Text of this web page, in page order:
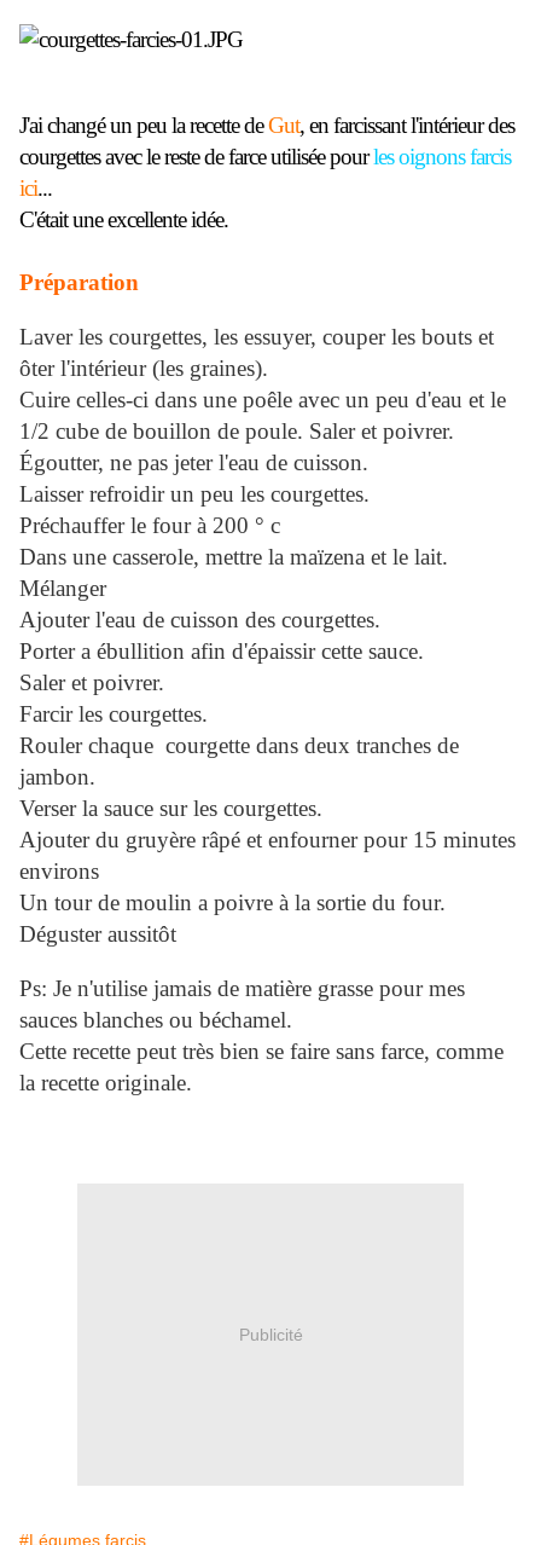
J'ai changé un peu la recette deGut, en farcissant l'intérieur des
courgettes avec le reste de farce utilisée pourles oignons farcis
ici...
C'était une excellente idée.
Préparation
Laver les courgettes, les essuyer, couper les bouts et
ôter l'intérieur (les graines).
Cuire celles-ci dans une poêle avec un peu d'eau et le
1/2 cube de bouillon de poule. Saler et poivrer.
Égoutter, ne pas jeter l'eau de cuisson.
Laisser refroidir un peu les courgettes.
Préchauffer le four à 200 ° c
Dans une casserole, mettre la maïzena et le lait.
Mélanger
Ajouter l'eau de cuisson des courgettes.
Porter a ébullition afin d'épaissir cette sauce.
Saler et poivrer.
Farcir les courgettes.
Rouler chaque courgette dans deux tranches de
jambon.
Verser la sauce sur les courgettes.
Ajouter du gruyère râpé et enfourner pour 15 minutes
environs
Un tour de moulin a poivre à la sortie du four.
Déguster aussitôt
Ps: Je n'utilise jamais de matière grasse pour mes
sauces blanches ou béchamel.
Cette recette peut très bien se faire sans farce, comme
la recette originale.
Publicité
#Légumes farcis